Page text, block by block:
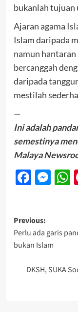
bukanlah tujuan
Ajaran agama
Islam daripada
namun
bercanggah
daripada
mestilah
—
Ini adalah
semestinya
Malaya
Previous:
Perlu ada garis
bukan Islam
DKSH, SUKA